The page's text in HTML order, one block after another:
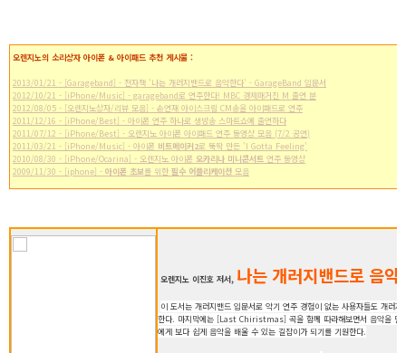
오렌지노의 소리상자 아이폰 & 아이패드 추천 게시물 :
2013/01/21 - [Garageband] - 전자책 '나는 개러지밴드로 음악한다' - GarageBand 입문서
2012/10/21 - [iPhone/Music] - garageband로 연주한다! MBC 경제매거진 M 출연 분
2012/08/05 - [오렌지노상자/리뷰 모음] - 손연재 아이스크림 CM송을 아이패드로 연주
2011/12/16 - [iPhone/Best] - 아이폰 연주 하나로 생방송 스마트쇼에 출연하다
2011/07/12 - [iPhone/Best] - 오렌지노 아이폰 아이패드 연주 동영상 모음 (7/2 공연)
2011/03/21 - [iPhone/Music] - 아이폰 비트메이커2로 뚝딱 만든 'I Gotta Feeling'
2010/08/30 - [iPhone/Ocarina] - 오렌지노 아이폰 오카리나 미니콘서트 연주 동영상
2009/11/30 - [iphone] - 아이폰 초보를 위한 필수 어플리케이션 모음
오렌지노 이진호 저서, 나는 개러지밴드로 음악
이 도서는 개러지밴드 입문서로 악기 연주 경험이 없는 사용자들도 개러
한다. 마지막에는 [Last Chiristmas] 곡을 함께 따라해보면서 음악을 만
에게 보다 쉽게 음악을 배울 수 있는 길잡이가 되기를 기원한다.